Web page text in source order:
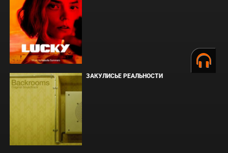
ЗАКУЛИСЬЕ РЕАЛЬНОСТИ